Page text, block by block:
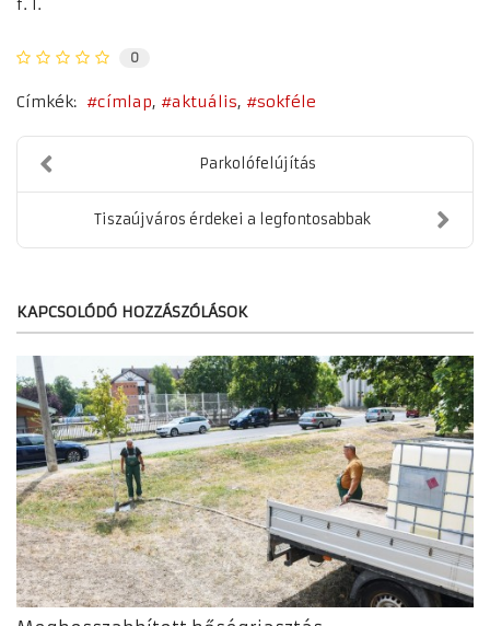
f. l.
0
Címkék: címlap aktuális sokféle
Parkolófelújítás
Tiszaújváros érdekei a legfontosabbak
KAPCSOLÓDÓ HOZZÁSZÓLÁSOK